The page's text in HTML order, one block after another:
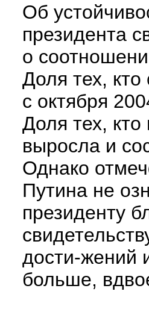
Об
президента
о
Доля тех,
с октября
Доля тех,
выросла и
Однако
Путина не
президенту
дости-жений
больше,